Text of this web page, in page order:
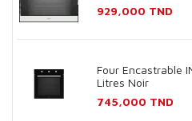
Prix
929,000 TND
Four Encastrable
Litres Noir
Prix
745,000 TND